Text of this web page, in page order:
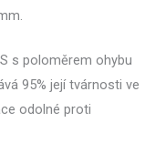
s poloměrem ohybu
95% její tvárnosti ve
odolné proti